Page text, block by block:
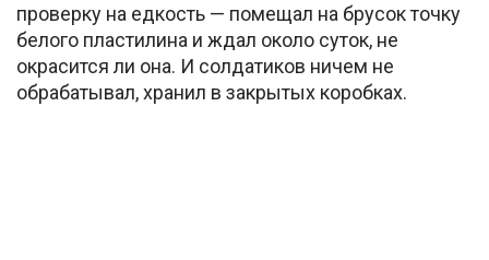
проверку на едкость — помещал на брусок точку
белого пластилина и ждал около суток, не
окрасится ли она. И солдатиков ничем не
обрабатывал, хранил в закрытых коробках.